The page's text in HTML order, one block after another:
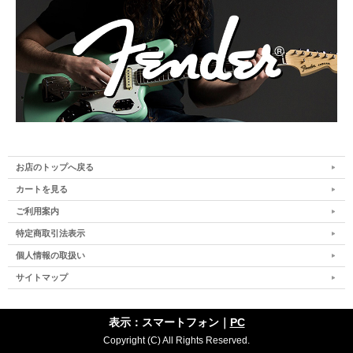
お店のトップへ戻る
カートを見る
ご利用案内
特定商取引法表示
個人情報の取扱い
サイトマップ
表示：スマートフォン｜ PC
Copyright (C) All Rights Reserved.